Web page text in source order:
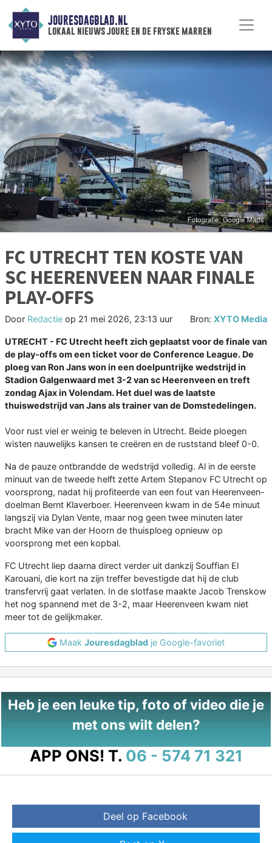
JOURESDAGBLAD.NL
lokaal nieuws joure en de fryske marren
FC UTRECHT TEN KOSTE VAN
SC HEERENVEEN NAAR FINALE
PLAY-OFFS
Door Redactie op 21 mei 2026, 23:13 uur Bron: XYTO Media
UTRECHT - FC Utrecht heeft zich geplaatst voor de finale van
de play-offs om een ticket voor de Conference League. De
ploeg van Ron Jans won in een doelpuntrijke wedstrijd in
Stadion Galgenwaard met 3-2 van sc Heerenveen en treft
zondag Ajax in Volendam. Het duel was de laatste
thuiswedstrijd van Jans als trainer van de Domstedelingen.
Voor rust viel er weinig te beleven in Utrecht. Beide ploegen
wisten nauwelijks kansen te creëren en de ruststand bleef 0-0.
Na de pauze ontbrandde de wedstrijd volledig. Al in de eerste
minuut van de tweede helft zette Artem Stepanov FC Utrecht op
voorsprong, nadat hij profiteerde van een fout van Heerenveen-
doelman Bernt Klaverboer. Heerenveen kwam in de 54e minuut
langszij via Dylan Vente, maar nog geen twee minuten later
bracht Mike van der Hoorn de thuisploeg opnieuw op
voorsprong met een kopbal.
FC Utrecht liep daarna direct verder uit dankzij Souffian El
Karouani, die kort na zijn treffer bevestigde dat hij de club
transfervrij gaat verlaten. In de slotfase maakte Jacob Trenskow
het nog spannend met de 3-2, maar Heerenveen kwam niet
meer tot de gelijkmaker.
Maak Jouresdagblad je Google-favoriet
Heb je een leuke tip, foto of video die je
met ons wilt delen?
APP ONS! T. 06 - 574 71 321
Deel op Facebook